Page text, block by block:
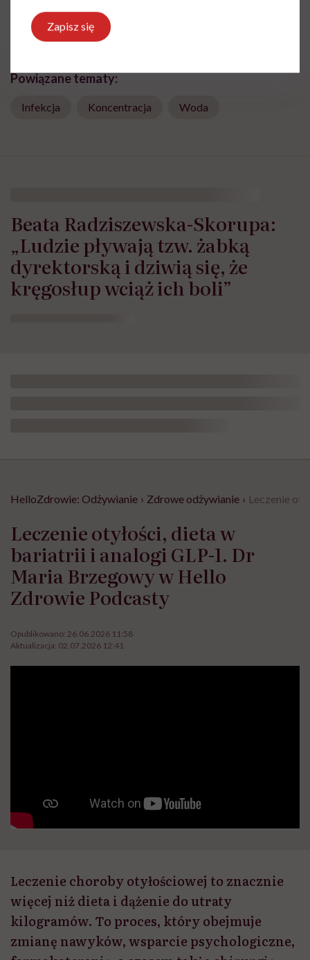
Udostępnij
Powiązane tematy:
Infekcja Koncentracja Woda
Beata Radziszewska-Skorupa:
„Ludzie pływają tzw. żabką
dyrektorską i dziwią się, że
kręgosłup wciąż ich boli”
HelloZdrowie: Odżywianie › Zdrowe odżywianie › Leczenie
Leczenie otyłości, dieta w
bariatrii i analogi GLP-1. Dr
Maria Brzegowy w Hello
Zdrowie Podcasty
Opublikowano: 26.06.2026 11:58
Aktualizacja: 02.07.2026 12:41
Leczenie choroby otyłościowej to znacznie
więcej niż dieta i dążenie do utraty
kilogramów. To proces, który obejmuje
zmianę nawyków, wsparcie psychologiczne,
Zapisz się